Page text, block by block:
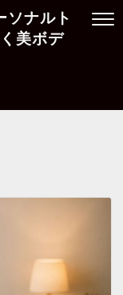
ソナルト
美ボデ